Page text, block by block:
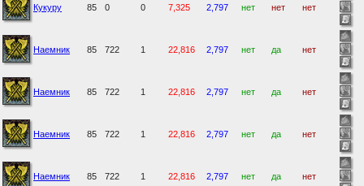
Кукуру 85 0 0 7,325 2,797 нет нет нет
Наемник 85 722 1 22,816 2,797 нет да нет
Наемник 85 722 1 22,816 2,797 нет да нет
Наемник 85 722 1 22,816 2,797 нет да нет
Наемник 85 722 1 22,816 2,797 нет да нет